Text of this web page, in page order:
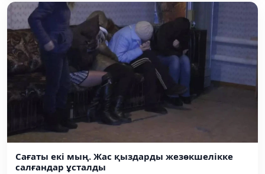
Сағаты екі мың. Жас қыздарды жезөкшелікке
салғандар ұсталды